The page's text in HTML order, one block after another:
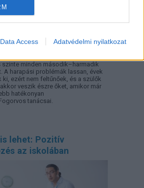
Data Access Adatvédelmi nyilatkozat
szinte minden második–harmadik
A harapási problémák lassan, évek
ki, ezért nem feltűnőek, és a szülők
veszik észre őket, amikor már
hatékonyan
tanácsai.
lehet: Pozitív
az iskolában